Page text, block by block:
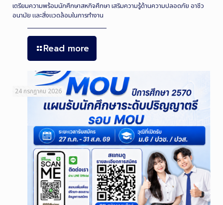
เตรียมความพร้อมนักศึกษาสหกิจศึกษา เสริมความรู้ด้านความปลอดภัย อาชีว
อนามัย และสิ่งแวดล้อมในการทำงาน
Read more
24 กรกฎาคม 2026